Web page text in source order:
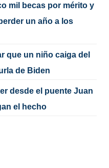
mil becas por mérito y
un año a los
que un niño caiga del
de Biden
desde el puente Juan
el hecho